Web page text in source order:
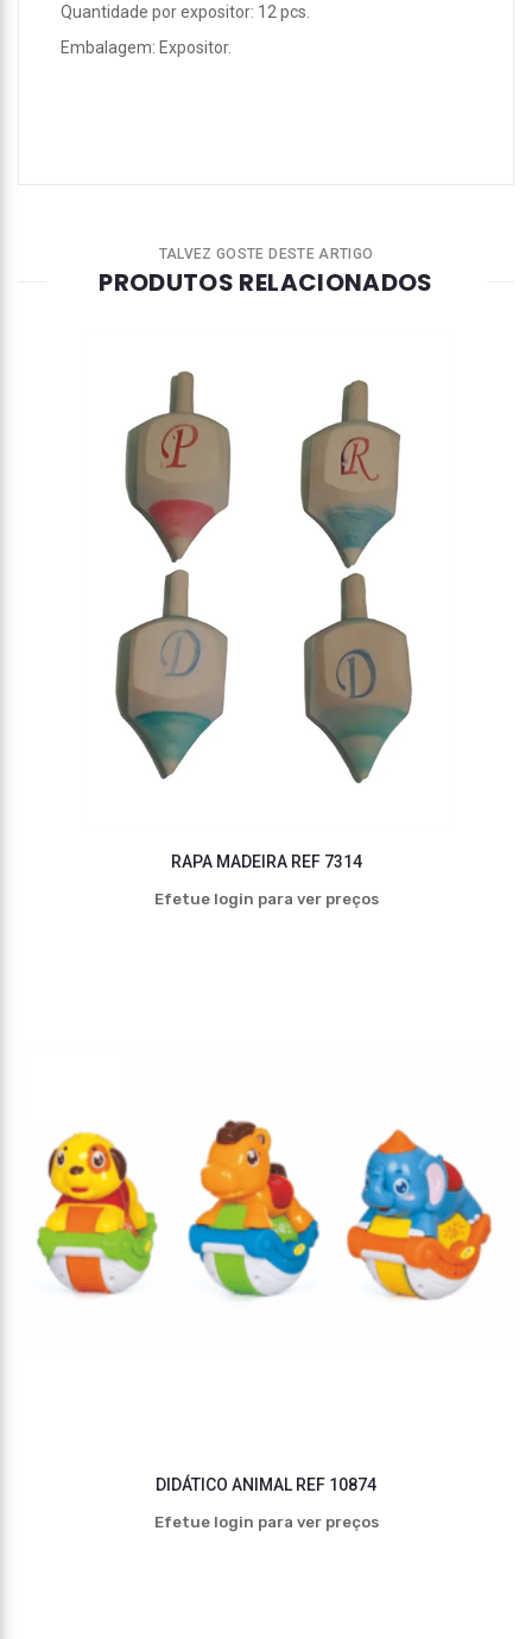
Quantidade por expositor: 12 pcs.
Embalagem: Expositor.
TALVEZ GOSTE DESTE ARTIGO
PRODUTOS RELACIONADOS
RAPA MADEIRA REF 7314
Efetue login para ver preços
DIDÁTICO ANIMAL REF 10874
Efetue login para ver preços